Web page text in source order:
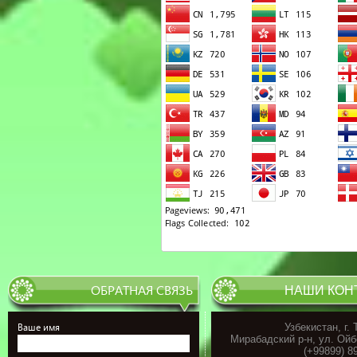
ОБРАТНАЯ СВЯЗЬ
Ваше имя
НАШИ
Узбекистан, г.
Мирабадский р-н, ул.
(+99899)